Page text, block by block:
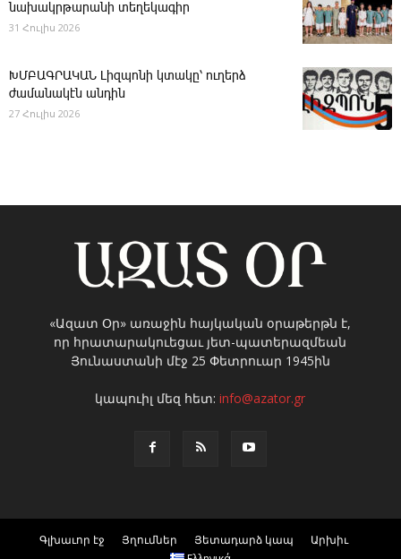
նախակրթարանի տեղեկագիր
31 Հուլիս 2026
ԽՄԲԱԳՐԱԿԱՆ ­Լիզպոնի կտակը՝ ուղերձ
ժամանակէն անդին
27 Հուլիս 2026
«Ազատ Օր» առաջին հայկական օրաթերթն է,
որ հրատարակուեցաւ յետ-պատերազմեան
Յունաստանի մէջ 25 Փետրուար 1945ին
կապուիլ մեզ հետ:info@azator.gr
Գլխաւոր էջ Յղումներ Յետադարձ կապ
Արխիւ